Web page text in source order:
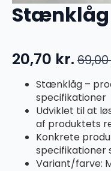
Stænklåg
69,00
Den
oprindelige
pris
var:
69,00 kr..
20,70 kr.
Den
aktuelle
pris
20,70 kr..
Stænklåg –
specifikationer
Udviklet til at
af produktets
Konkrete
specifikationer
Variant/farve: